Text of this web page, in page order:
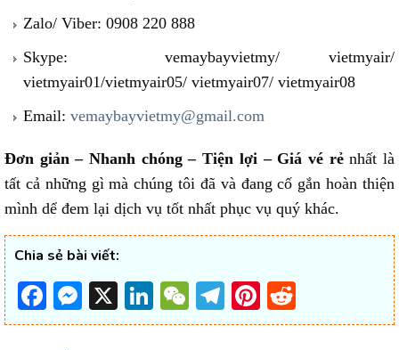
Zalo/ Viber: 0908 220 888
Skype: vemaybayvietmy/ vietmyair/
vietmyair01/vietmyair05/ vietmyair07/ vietmyair08
Email: vemaybayvietmy@gmail.com
Đơn giản – Nhanh chóng – Tiện lợi – Giá vé rẻnhất là
tất cả những gì mà chúng tôi đã và đang cố gắn hoàn thiện
mình dể đem lại dịch vụ tốt nhất phục vụ quý khác.
Chia sẻ bài viết:
Facebook
Messenger
X LinkedIn
WeChat
Telegram
Pinterest